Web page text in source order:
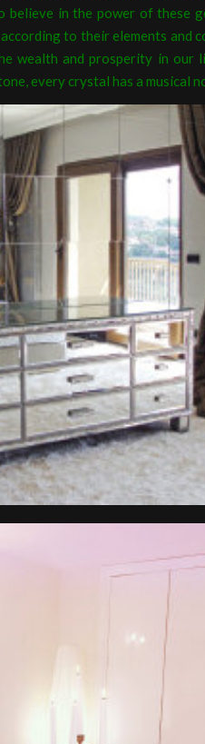
in the power of these
to their elements and
wealth and prosperity in our
every crystal has a musical